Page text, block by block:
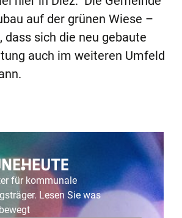
auf der grünen Wiese –
dass sich die neu gebaute
auch im weiteren Umfeld
für kommunale
Lesen Sie was